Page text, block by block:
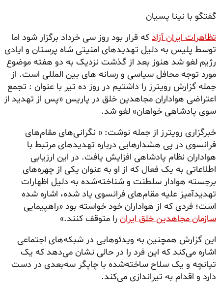
گفتگو با نینا پسیان
تظاهرات ایران آزاد که قرار بود روز سی خرداد برگزار شود اما
توسط پلیس به دلیل تهدیدهای امنیتی شاه پرستان و ایادی
رژیم لغو شد هنوز بعد از گذشت نزدیک به دو هفته موضوع
مورد توجه محافل سیاسی و رسانه های بین المللی است. از
جمله گزارش رویترز را داشتیم در روز ده تیر با عنوان : تجمع
اعتراضی هواداران مجاهدین خلق در پاریس «پس از تهدید از
سوی پادشاهی خواهان» لغو شد.
خبرگزاری رویترز از جمله نوشت: « نگرانی‌های مقام‌های
فرانسوی در پی هشدارهایی درباره تهدیدهای مرتبط با
هواداران نظام پادشاهی افزایش یافت. در این ارزیابی
اطلاعاتی به یک فعال که از او به عنوان یکی از چهره‌های
برجسته هوادار سلطنت و شناخته‌شده به دلیل اظهارات
تهدیدآمیز علیه مقام‌های فرانسوی یاد شده، اشاره شده
است؛ فردی که از هواداران خود خواسته بود «راهپیمایی
سازمان مجاهدین خلق ایران را متوقف کنند.»
این گزارش همچنین به ویدئوهایی در شبکه‌های اجتماعی
اشاره می‌کند که این فرد را در حالی نشان می‌دهد که یک
تپانچه و یک سلاح ساخته‌شده با چاپگر سه‌بعدی در دست
دارد و اقدام به تیراندازی می‌کند.